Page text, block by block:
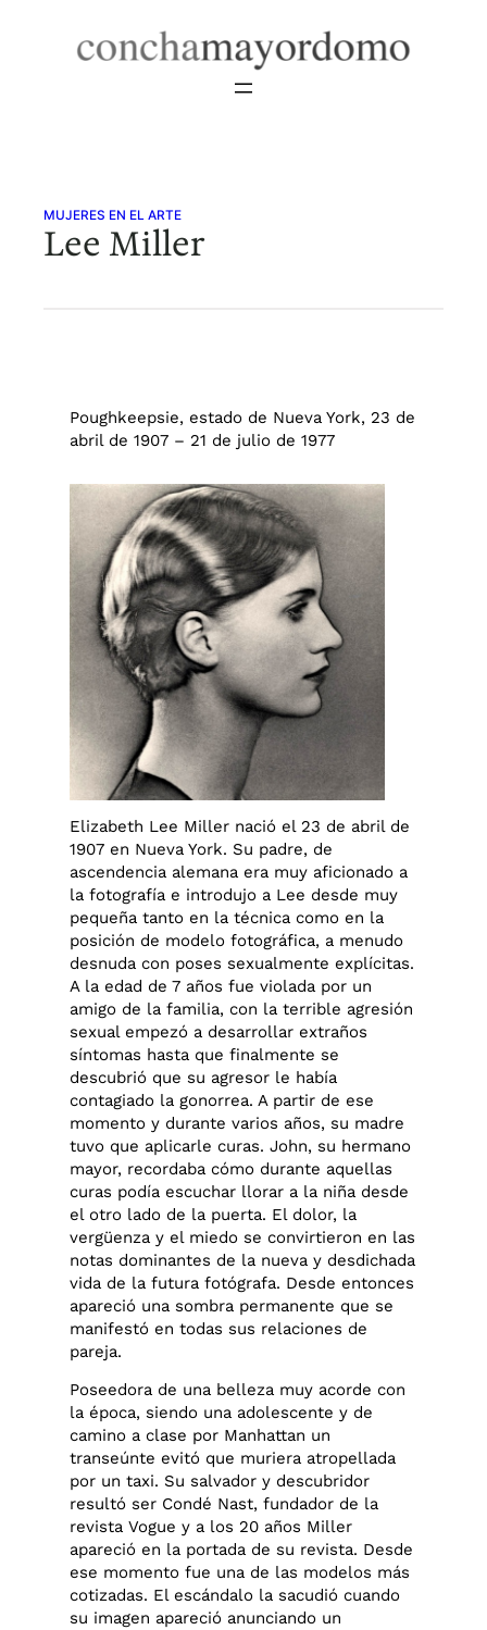
MUJERES EN EL ARTE
Lee Miller
Poughkeepsie, estado de Nueva York, 23 de
abril de 1907 – 21 de julio de 1977
Elizabeth Lee Miller nació el 23 de abril de
1907 en Nueva York. Su padre, de
ascendencia alemana era muy aficionado a
la fotografía e introdujo a Lee desde muy
pequeña tanto en la técnica como en la
posición de modelo fotográfica, a menudo
desnuda con poses sexualmente explícitas.
A la edad de 7 años fue violada por un
amigo de la familia, con la terrible agresión
sexual empezó a desarrollar extraños
síntomas hasta que finalmente se
descubrió que su agresor le había
contagiado la gonorrea. A partir de ese
momento y durante varios años, su madre
tuvo que aplicarle curas. John, su hermano
mayor, recordaba cómo durante aquellas
curas podía escuchar llorar a la niña desde
el otro lado de la puerta. El dolor, la
vergüenza y el miedo se convirtieron en las
notas dominantes de la nueva y desdichada
vida de la futura fotógrafa. Desde entonces
apareció una sombra permanente que se
manifestó en todas sus relaciones de
pareja.
Poseedora de una belleza muy acorde con
la época, siendo una adolescente y de
camino a clase por Manhattan un
transeúnte evitó que muriera atropellada
por un taxi. Su salvador y descubridor
resultó ser Condé Nast, fundador de la
revista Vogue y a los 20 años Miller
apareció en la portada de su revista. Desde
ese momento fue una de las modelos más
cotizadas. El escándalo la sacudió cuando
su imagen apareció anunciando un